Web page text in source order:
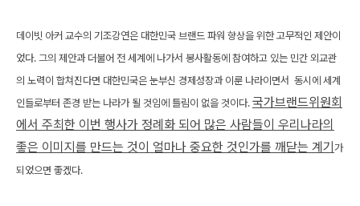
데이빗 아커 교수의 기조강연은 대한민국 브랜드 파워 향상을 위한 고무적인 제안이
었다. 그의 제안과 더불어 전 세계에 나가서 봉사활동에 참여하고 있는 민간 외교관
의 노력이 합쳐진다면 대한민국은 눈부신 경제성장과 이룬 나라이면서 동시에 세계
인들로부터 존경 받는 나라가 될 것임에 틀림이 없을 것이다. 국가브랜드위원회
에서 주최한 이번 행사가 정례화 되어 많은 사람들이 우리나라의
좋은 이미지를 만드는 것이 얼마나 중요한 것인가를 깨닫는 계기 가
되었으면 좋겠다.